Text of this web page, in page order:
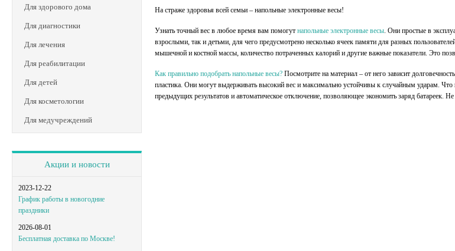
Для здорового дома
Для диагностики
Для лечения
Для реабилитации
Для детей
Для косметологии
Для медучреждений
Акции и новости
2023-12-22
График работы в новогодние
праздники
2026-08-01
Бесплатная доставка по Москве!
На страже здоровья всей семьи – напольные электронные весы!
Узнать точный вес в любое время вам помогут напольные электронные весы . Они простые в
взрослыми, так и детьми, для чего предусмотрено несколько ячеек памяти для разных
мышечной и костной массы, количество потраченных калорий и другие важные показатели. Это
Как правильно подобрать напольные весы? Посмотрите на материал – от него зависит
пластика. Они могут выдерживать высокий вес и максимально устойчивы к случайным ударам.
предыдущих результатов и автоматическое отключение, позволяющее экономить заряд батареек.